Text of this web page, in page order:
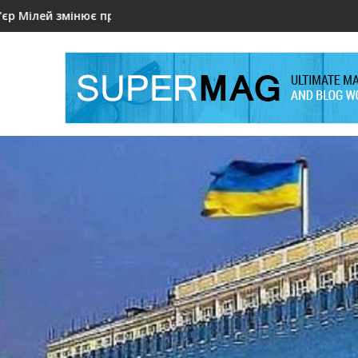
безпекової стратегії держави?
політиків під загрозою через державні борги
Мільйони донорської допомоги під підозрою: